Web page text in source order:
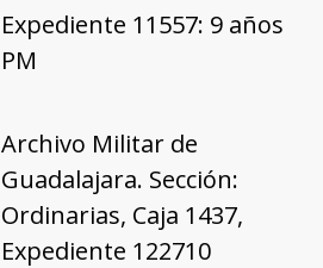
Expediente 11557: 9 años
PM
Archivo Militar de
Guadalajara. Sección:
Ordinarias, Caja 1437,
Expediente 122710